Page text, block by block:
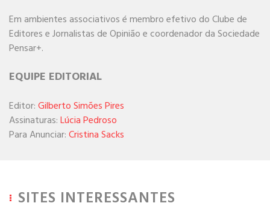
Em ambientes associativos é membro efetivo do Clube de
Editores e Jornalistas de Opinião e coordenador da Sociedade
Pensar+.
EQUIPE EDITORIAL
Editor:Gilberto Simões Pires
Assinaturas:Lúcia Pedroso
Para Anunciar:Cristina Sacks
SITES INTERESSANTES